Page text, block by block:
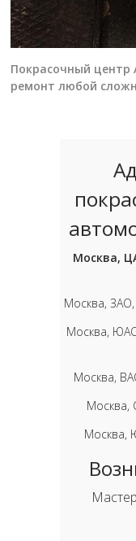
Покрасочный центр
ремонт любой
Москва,
Москва,
Москва,
Москва,
Москва,
Москва,